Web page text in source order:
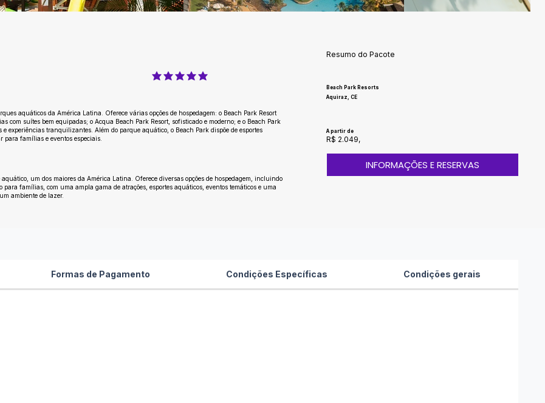
classificação média é 5 de 5
aquáticos da América Latina. Oferece várias opções de hospedagem: o Beach Park Resort
com suítes bem equipadas; o Acqua Beach Park Resort, sofisticado e moderno; e o Beach Park
experiências tranquilizantes. Além do parque aquático, o Beach Park dispõe de esportes
para famílias e eventos especiais.
um dos maiores da América Latina. Oferece diversas opções de hospedagem, incluindo
famílias, com uma ampla gama de atrações, esportes aquáticos, eventos temáticos e uma
ambiente de lazer.
Resumo do Pacote
Beach Park Resorts
Aquiraz, CE
A partir de
R$ 2.049,
INFORMAÇÕES E RESERVAS
Formas de Pagamento Condições Específicas Condições gerais